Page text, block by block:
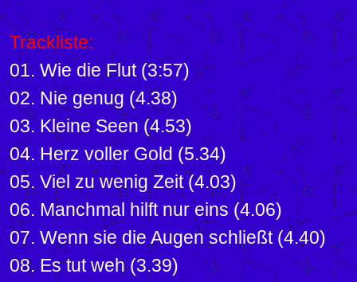
Trackliste:
01. Wie die Flut (3:57)
02. Nie genug (4.38)
03. Kleine Seen (4.53)
04. Herz voller Gold (5.34)
05. Viel zu wenig Zeit (4.03)
06. Manchmal hilft nur eins (4.06)
07. Wenn sie die Augen schließt (4.40)
08. Es tut weh (3.39)